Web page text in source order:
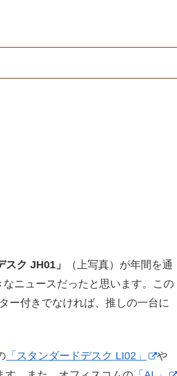
スク JH01」
（上写真）が年間を通
ニュースだったと思います。この
ー付きでなければ、推しの一台に
「スタンダードデスク LI02」
や